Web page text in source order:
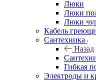
Люки
Люки
Люки
Кабель
Сантехника
Назад
Гибкая
Электроды и